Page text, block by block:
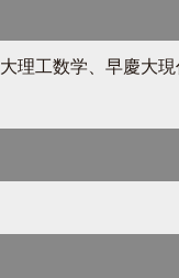
理工数学、早慶大